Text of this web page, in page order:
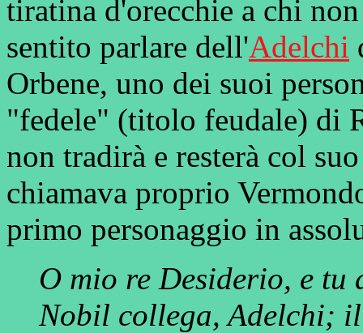
tiratina d'orecchie a chi
sentito parlare dell'Adelchi
Orbene, uno dei suoi
"fedele" (titolo feudale) di
non tradirà e resterà col
chiamava proprio
primo personaggio in
O mio re Desiderio, e tu
Nobil collega, Adelchi;